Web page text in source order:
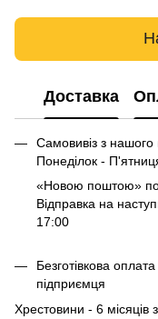
Доставка
Самовивіз з нашого
Понеділок -
«Новою поштою» по
Відправка на
17:00
Безготівкова
підприємця
Хрестовини - 6 місяців